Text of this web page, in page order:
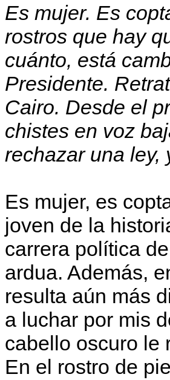
Es mujer. Es
rostros que hay
cuánto, está
Presidente.
Cairo. Desde el
chistes en voz
rechazar una ley,
Es mujer, es
joven de la
carrera política
ardua. Además,
resulta aún más
a luchar por mis
cabello oscuro le
En el rostro de